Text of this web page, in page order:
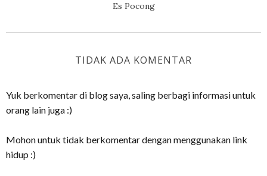
Es Pocong
TIDAK ADA KOMENTAR
Yuk berkomentar di blog saya, saling berbagi informasi untuk
orang lain juga :)
Mohon untuk tidak berkomentar dengan menggunakan link
hidup :)